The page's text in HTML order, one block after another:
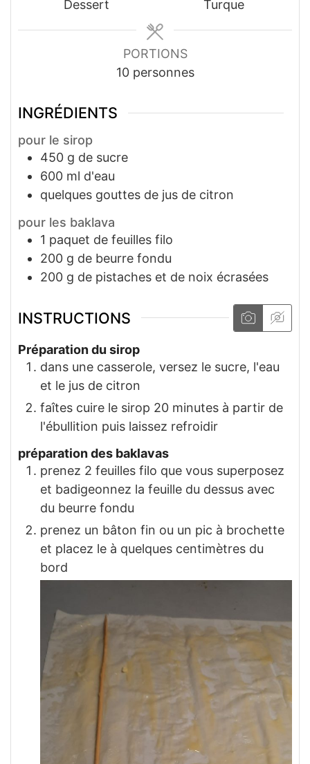
Dessert Turque
PORTIONS
10 personnes
INGRÉDIENTS
pour le sirop
450 g de sucre
600 ml d'eau
quelques gouttes de jus de citron
pour les baklava
1 paquet de feuilles filo
200 g de beurre fondu
200 g de pistaches et de noix écrasées
INSTRUCTIONS
Préparation du sirop
dans une casserole, versez le sucre, l'eau
et le jus de citron
faîtes cuire le sirop 20 minutes à partir de
l'ébullition puis laissez refroidir
préparation des baklavas
prenez 2 feuilles filo que vous superposez
et badigeonnez la feuille du dessus avec
du beurre fondu
prenez un bâton fin ou un pic à brochette
et placez le à quelques centimètres du
bord